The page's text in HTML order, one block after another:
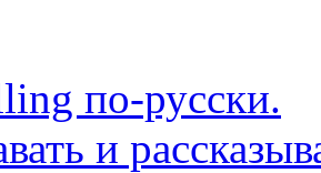
по-русски.
и